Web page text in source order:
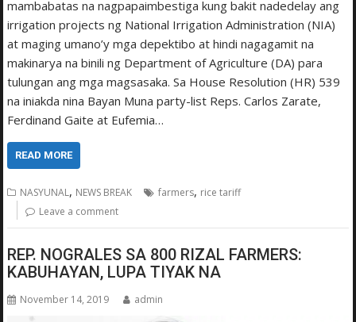
mambabatas na nagpapaimbestiga kung bakit nadedelay ang
irrigation projects ng National Irrigation Administration (NIA)
at maging umano’y mga depektibo at hindi nagagamit na
makinarya na binili ng Department of Agriculture (DA) para
tulungan ang mga magsasaka. Sa House Resolution (HR) 539
na iniakda nina Bayan Muna party-list Reps. Carlos Zarate,
Ferdinand Gaite at Eufemia…
READ MORE
NASYUNAL, NEWS BREAK farmers, rice tariff
Leave a comment
REP. NOGRALES SA 800 RIZAL FARMERS:
KABUHAYAN, LUPA TIYAK NA
November 14, 2019 admin